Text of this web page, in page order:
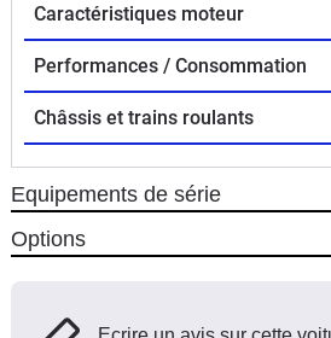
Caractéristiques moteur
Performances / Consommation
Châssis et trains roulants
Equipements de série
Options